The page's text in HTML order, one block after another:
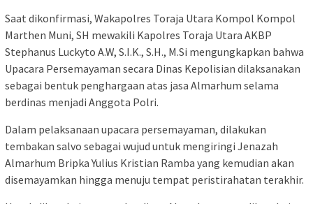
Saat dikonfirmasi, Wakapolres Toraja Utara Kompol Kompol
Marthen Muni, SH mewakili Kapolres Toraja Utara AKBP
Stephanus Luckyto A.W, S.I.K., S.H., M.Si mengungkapkan bahwa
Upacara Persemayaman secara Dinas Kepolisian dilaksanakan
sebagai bentuk penghargaan atas jasa Almarhum selama
berdinas menjadi Anggota Polri.
Dalam pelaksanaan upacara persemayaman, dilakukan
tembakan salvo sebagai wujud untuk mengiringi Jenazah
Almarhum Bripka Yulius Kristian Ramba yang kemudian akan
disemayamkan hingga menuju tempat peristirahatan terakhir.